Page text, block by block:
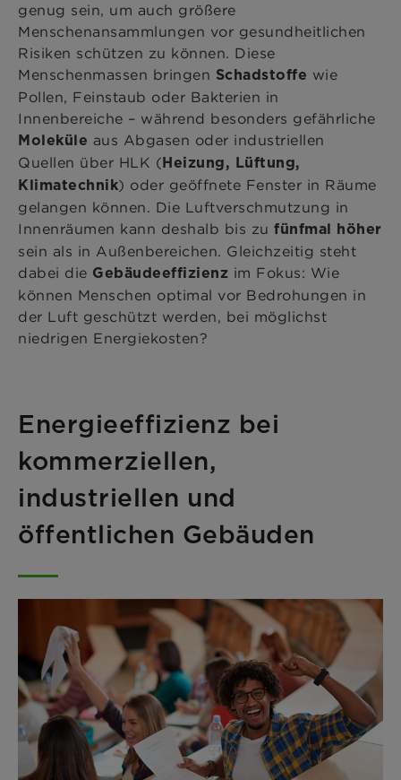
genug sein, um auch größere
Menschenansammlungen vor gesundheitlichen
Risiken schützen zu können. Diese
Menschenmassen bringen Schadstoffe wie
Pollen, Feinstaub oder Bakterien in
Innenbereiche – während besonders gefährliche
Moleküle aus Abgasen oder industriellen
Quellen über HLK ( Heizung, Lüftung,
Klimatechnik) oder geöffnete Fenster in Räume
gelangen können. Die Luftverschmutzung in
Innenräumen kann deshalb bis zu fünfmal höher
sein als in Außenbereichen. Gleichzeitig steht
dabei die Gebäudeeffizienz im Fokus: Wie
können Menschen optimal vor Bedrohungen in
der Luft geschützt werden, bei möglichst
niedrigen Energiekosten?
Energieeffizienz bei
kommerziellen,
industriellen und
öffentlichen Gebäuden